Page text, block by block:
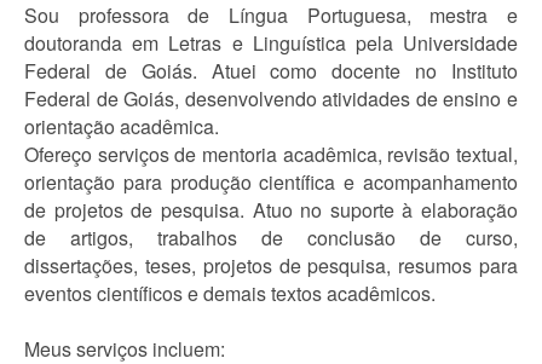
Sou professora de Língua Portuguesa, mestra e
doutoranda em Letras e Linguística pela Universidade
Federal de Goiás. Atuei como docente no Instituto
Federal de Goiás, desenvolvendo atividades de ensino e
orientação acadêmica.
Ofereço serviços de mentoria acadêmica, revisão textual,
orientação para produção científica e acompanhamento
de projetos de pesquisa. Atuo no suporte à elaboração
de artigos, trabalhos de conclusão de curso,
dissertações, teses, projetos de pesquisa, resumos para
eventos científicos e demais textos acadêmicos.
Meus serviços incluem: